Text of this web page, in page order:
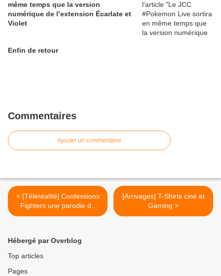
même temps que la version
numérique de l’extension Écarlate et
Violet
Enfin de retour
Commentaires
Ajouter un commentaire
< [Téléréalité] Confessions
Fighters une parodie de
confessions intimes
[Arrivages] T-Shirts ciné et
Gaming >
Hébergé par Overblog
Top articles
Pages